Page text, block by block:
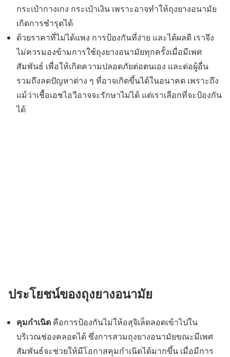
กระเป๋ากางเกง กระเป๋าเงิน เพราะอาจทำให้ถุงยางอนามัย
เกิดการชำรุดได้
ด้วยราคาที่ไม่ได้แพง การป้องกันที่ง่าย และได้ผลดี เราจึง
ไม่ควรมองข้ามการใช้ถุงยางอนามัยทุกครั้งเมื่อมีเพศ
สัมพันธ์ เพื่อให้เกิดความปลอดภัยต่อตนเอง และต่อผู้อื่น
รวมถึงลดปัญหาต่าง ๆ ที่อาจเกิดขึ้นได้ในอนาคต เพราะถึง
แม้ว่าเชื้อเอชไอวีอาจจะรักษาไม่ได้ แต่เราเลือกที่จะป้องกัน
ได้
ประโยชน์ของถุงยางอนามัย
คุมกำเนิด คือการป้องกันไม่ให้อสุจิเล็ดลอดเข้าไปใน
บริเวณช่องคลอดได้ ซึ่งการสวมถุงยางอนามัยขณะมีเพศ
สัมพันธ์จะช่วยให้มีโอกาสคุมกำเนิดได้มากขึ้น เมื่อมีการ